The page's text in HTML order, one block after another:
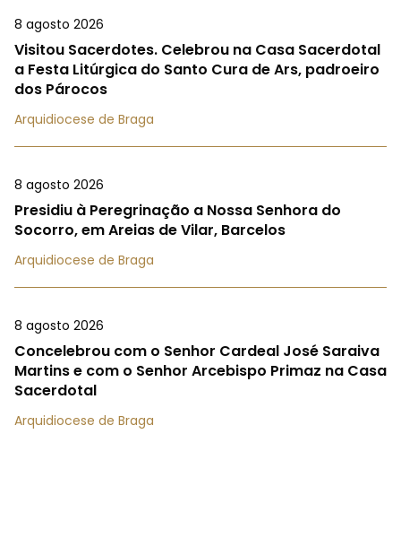
8 agosto 2026
Visitou Sacerdotes. Celebrou na Casa Sacerdotal
a Festa Litúrgica do Santo Cura de Ars, padroeiro
dos Párocos
Arquidiocese de Braga
8 agosto 2026
Presidiu à Peregrinação a Nossa Senhora do
Socorro, em Areias de Vilar, Barcelos
Arquidiocese de Braga
8 agosto 2026
Concelebrou com o Senhor Cardeal José Saraiva
Martins e com o Senhor Arcebispo Primaz na Casa
Sacerdotal
Arquidiocese de Braga